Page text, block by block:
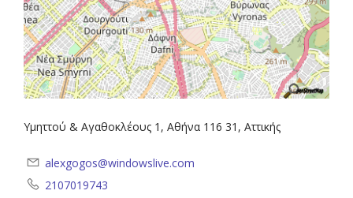
Υμηττού & Αγαθοκλέους 1, Αθήνα 116 31, Αττικής
alexgogos@windowslive.com
2107019743